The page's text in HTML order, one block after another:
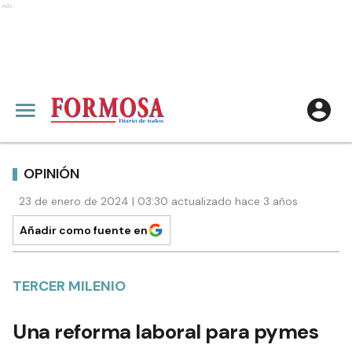
Ads
OPINIÓN
23 de enero de 2024 | 03:30 actualizado hace 3 años
Añadir como fuente en
TERCER MILENIO
Una reforma laboral para pymes